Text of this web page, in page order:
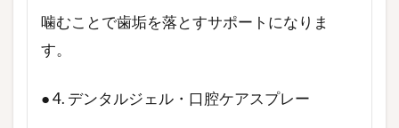
噛むことで歯垢を落とすサポートになりま
す。
● 4. デンタルジェル・口腔ケアスプレー